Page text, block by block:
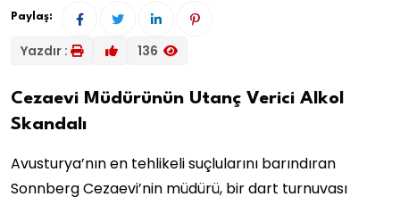
Paylaş:
Yazdır : 136
Cezaevi Müdürünün Utanç Verici Alkol
Skandalı
Avusturya’nın en tehlikeli suçlularını barındıran
Sonnberg Cezaevi’nin müdürü, bir dart turnuvası